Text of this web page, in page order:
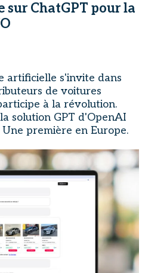
sur ChatGPT pour la
artificielle s'invite dans
de voitures
à la révolution.
solution GPT d'OpenAI
première en Europe.